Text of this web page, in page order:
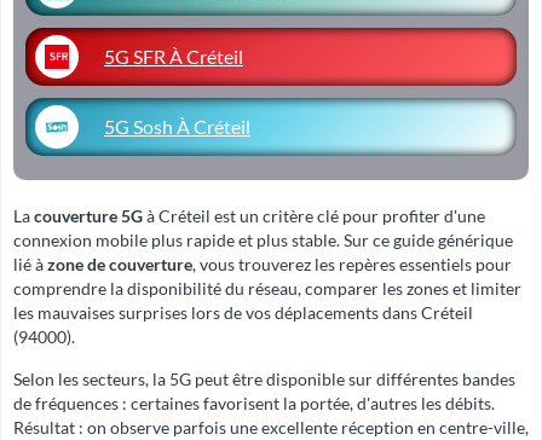
5G SFR À Créteil
5G Sosh À Créteil
Lacouverture 5Gà Créteil est un critère clé pour profiter d'une
connexion mobile plus rapide et plus stable. Sur ce guide générique
lié àzone de couverture, vous trouverez les repères essentiels pour
comprendre la disponibilité du réseau, comparer les zones et limiter
les mauvaises surprises lors de vos déplacements dans Créteil
(94000).
Selon les secteurs, la 5G peut être disponible sur différentes bandes
de fréquences : certaines favorisent la portée, d'autres les débits.
Résultat : on observe parfois une excellente réception en centre-ville,